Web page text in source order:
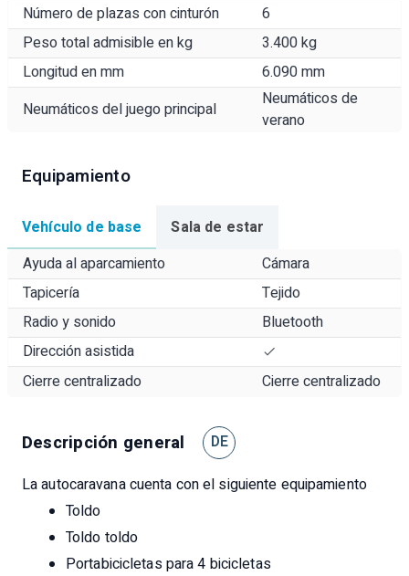
Número de plazas con cinturón
6
Peso total admisible en kg
3.400 kg
Longitud en mm
6.090 mm
Neumáticos del juego principal
Neumáticos de
verano
Equipamiento
Vehículo de base
Sala de estar
Ayuda al aparcamiento
Cámara
Tapicería
Tejido
Radio y sonido
Bluetooth
Dirección asistida
Cierre centralizado
Cierre centralizado
Descripción general DE
La autocaravana cuenta con el siguiente equipamiento
Toldo
Toldo toldo
Portabicicletas para 4 bicicletas